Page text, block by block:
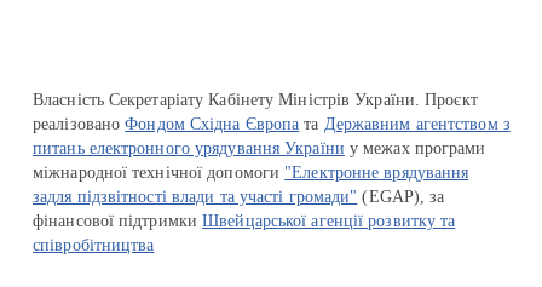
Власність Секретаріату Кабінету Міністрів України. Проєкт
реалізованоФондом Східна Європа та Державним агентством з
питань електронного урядування України у межах програми
міжнародної технічної допомоги "Електронне врядування
задля підзвітності влади та участі громади" (EGAP), за
фінансової підтримкиШвейцарської агенції розвитку та
співробітництва